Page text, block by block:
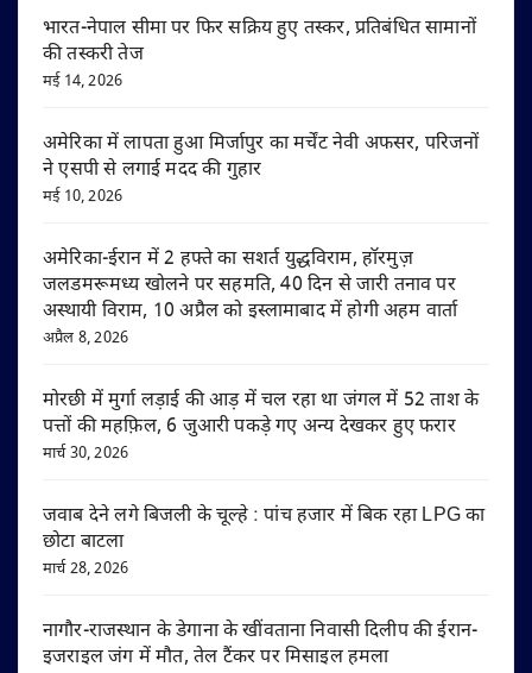
भारत-नेपाल सीमा पर फिर सक्रिय हुए तस्कर, प्रतिबंधित सामानों
की तस्करी तेज
मई 14, 2026
अमेरिका में लापता हुआ मिर्जापुर का मर्चेंट नेवी अफसर, परिजनों
ने एसपी से लगाई मदद की गुहार
मई 10, 2026
अमेरिका-ईरान में 2 हफ्ते का सशर्त युद्धविराम, हॉरमुज़
जलडमरूमध्य खोलने पर सहमति, 40 दिन से जारी तनाव पर
अस्थायी विराम, 10 अप्रैल को इस्लामाबाद में होगी अहम वार्ता
अप्रैल 8, 2026
मोरछी में मुर्गा लड़ाई की आड़ में चल रहा था जंगल में 52 ताश के
पत्तों की महफ़िल, 6 जुआरी पकड़े गए अन्य देखकर हुए फरार
मार्च 30, 2026
जवाब देने लगे बिजली के चूल्हे : पांच हजार में बिक रहा LPG का
छोटा बाटला
मार्च 28, 2026
नागौर-राजस्थान के डेगाना के खींवताना निवासी दिलीप की ईरान-
इजराइल जंग में मौत, तेल टैंकर पर मिसाइल हमला